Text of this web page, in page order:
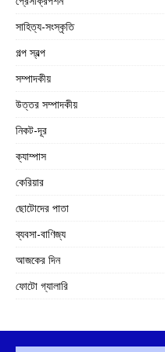
সাহিত্য-সংস্কৃতি
গল্প স্বল্প
সম্পাদকীয়
উত্তর সম্পাদকীয়
নিকট-দূর
ক্যাম্পাস
কেরিয়ার
ছোটোদের পাতা
ব্যবসা-বাণিজ্য
আজকের দিন
ফোটো গ্যালারি